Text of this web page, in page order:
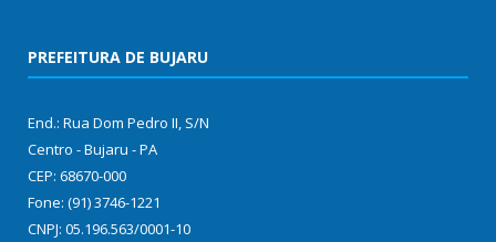
PREFEITURA DE BUJARU
End.: Rua Dom Pedro II, S/N
Centro - Bujaru - PA
CEP: 68670-000
Fone: (91) 3746-1221
CNPJ: 05.196.563/0001-10